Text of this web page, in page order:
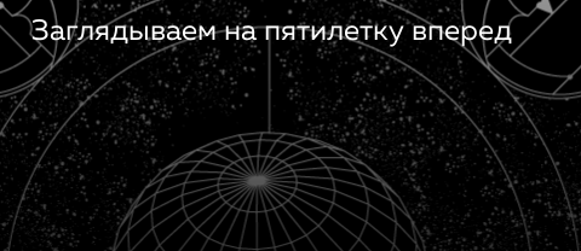
Заглядываем на пятилетку вперед